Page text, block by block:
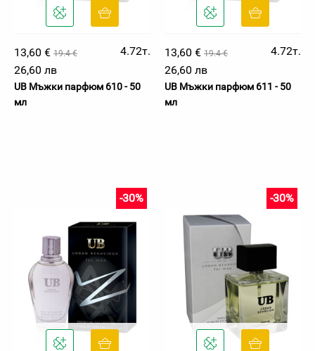
13,60 € 19.4 €
4.72т.
26,60 лв
UB Мъжки парфюм 610 - 50
мл
13,60 € 19.4 €
4.72т.
26,60 лв
UB Мъжки парфюм 611 - 50
мл
-30% -30%